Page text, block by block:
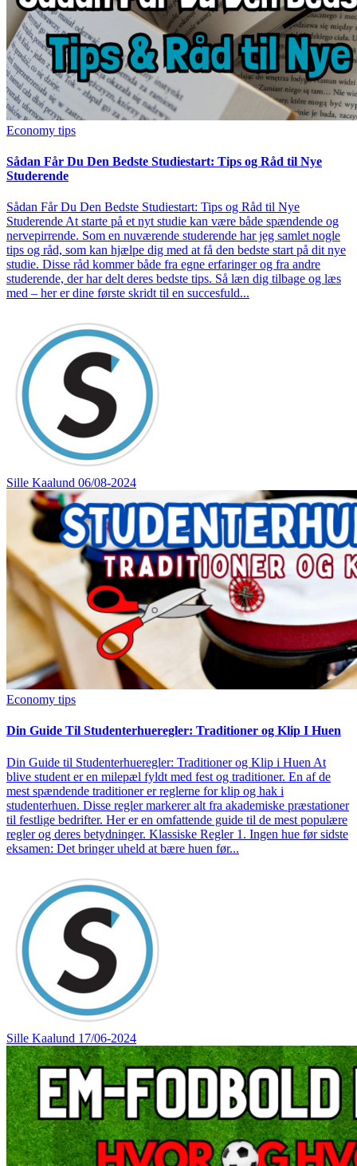
Economy tips
Sådan Får Du Den Bedste Studiestart: Tips og Råd til Nye
Studerende
Sådan Får Du Den Bedste Studiestart: Tips og Råd til Nye
Studerende At starte på et nyt studie kan være både spændende og
nervepirrende. Som en nuværende studerende har jeg samlet nogle
tips og råd, som kan hjælpe dig med at få den bedste start på dit nye
studie. Disse råd kommer både fra egne erfaringer og fra andre
studerende, der har delt deres bedste tips. Så læn dig tilbage og læs
med – her er dine første skridt til en succesfuld...
Sille Kaalund 06/08-2024
Economy tips
Din Guide Til Studenterhueregler: Traditioner og Klip I Huen
Din Guide til Studenterhueregler: Traditioner og Klip i Huen At
blive student er en milepæl fyldt med fest og traditioner. En af de
mest spændende traditioner er reglerne for klip og hak i
studenterhuen. Disse regler markerer alt fra akademiske præstationer
til festlige bedrifter. Her er en omfattende guide til de mest populære
regler og deres betydninger. Klassiske Regler 1. Ingen hue før sidste
eksamen: Det bringer uheld at bære huen før...
Sille Kaalund 17/06-2024